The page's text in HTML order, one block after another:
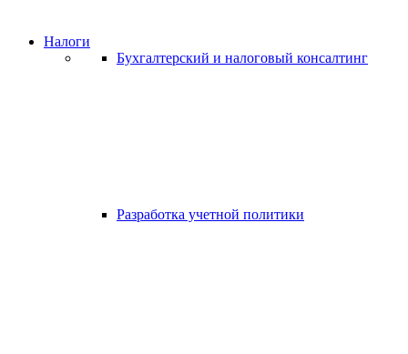
Налоги
Бухгалтерский и налоговый консалтинг
Разработка учетной политики